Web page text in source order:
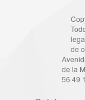
de
de la
56 49